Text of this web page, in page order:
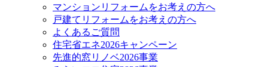
マンションリフォームをお考えの方へ
戸建てリフォームをお考えの方へ
よくあるご質問
住宅省エネ2026キャンペーン
先進的窓リノベ2026事業